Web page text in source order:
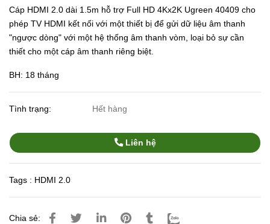
Cáp HDMI 2.0 dài 1.5m hỗ trợ Full HD 4Kx2K Ugreen 40409 cho
phép TV HDMI kết nối với một thiết bị để gửi dữ liệu âm thanh
"ngược dòng" với một hệ thống âm thanh vòm, loại bỏ sự cần
thiết cho một cáp âm thanh riêng biệt.
BH: 18 tháng
Tình trạng: Hết hàng
Liên hệ
Tags : HDMI 2.0
Chia sẻ: